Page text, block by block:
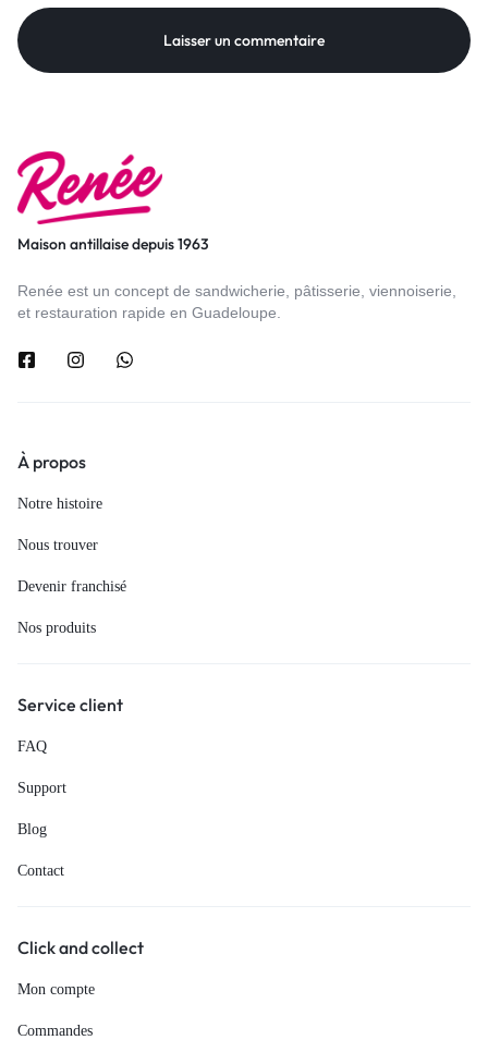
Maison antillaise depuis 1963
Renée est un concept de sandwicherie, pâtisserie, viennoiserie,
et restauration rapide en Guadeloupe.
À propos
Notre histoire
Nous trouver
Devenir franchisé
Nos produits
Service client
FAQ
Support
Blog
Contact
Click and collect
Mon compte
Commandes